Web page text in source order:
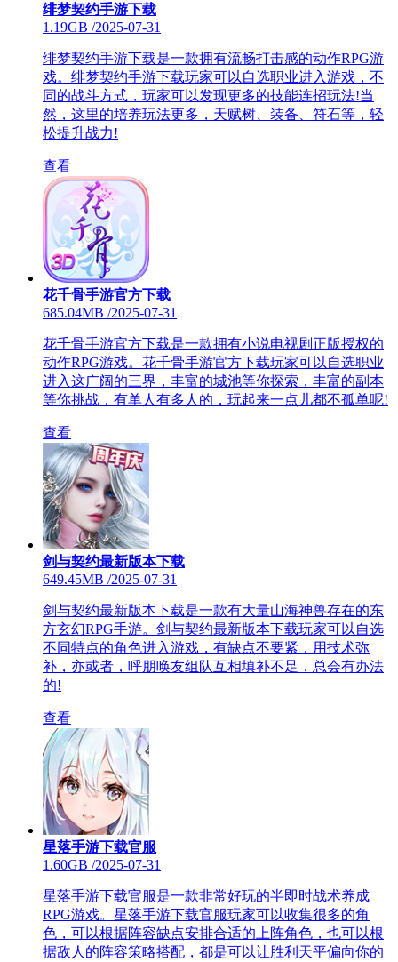
绯梦契约手游下载
1.19GB /2025-07-31
绯梦契约手游下载是一款拥有流畅打击感的动作RPG游
戏。绯梦契约手游下载玩家可以自选职业进入游戏，不
同的战斗方式，玩家可以发现更多的技能连招玩法!当
然，这里的培养玩法更多，天赋树、装备、符石等，轻
松提升战力!
查看
花千骨手游官方下载
685.04MB /2025-07-31
花千骨手游官方下载是一款拥有小说电视剧正版授权的
动作RPG游戏。花千骨手游官方下载玩家可以自选职业
进入这广阔的三界，丰富的城池等你探索，丰富的副本
等你挑战，有单人有多人的，玩起来一点儿都不孤单呢!
查看
剑与契约最新版本下载
649.45MB /2025-07-31
剑与契约最新版本下载是一款有大量山海神兽存在的东
方玄幻RPG手游。剑与契约最新版本下载玩家可以自选
不同特点的角色进入游戏，有缺点不要紧，用技术弥
补，亦或者，呼朋唤友组队互相填补不足，总会有办法
的!
查看
星落手游下载官服
1.60GB /2025-07-31
星落手游下载官服是一款非常好玩的半即时战术养成
RPG游戏。星落手游下载官服玩家可以收集很多的角
色，可以根据阵容缺点安排合适的上阵角色，也可以根
据敌人的阵容策略搭配，都是可以让胜利天平偏向你的